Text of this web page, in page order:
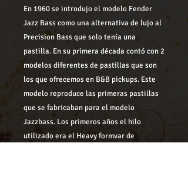
En 1960 se introdujo el modelo Fender
Jazz Bass como una alternativa de lujo al
Precision Bass que solo tenía una
pastilla. En su primera década contó con 2
modelos diferentes de pastillas que son
los que ofrecemos en B&B pickups. Este
modelo reproduce las primeras pastillas
que se fabricaban para el modelo
Jazzbass. Los primeros años el hilo
utilizado era el Heavy formvar de